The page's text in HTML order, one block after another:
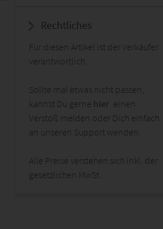
Rechtliches
Für diesen Artikel ist der Verkäufer
verantwortlich.
Sollte mal etwas nicht passen,
kannst Du gerne hier einen
Verstoß melden oder Dich einfach
an unseren Support wenden.
Alle Preise verstehen sich inkl. der
gesetzlichen MwSt.